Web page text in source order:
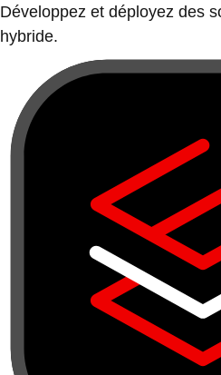
Développez et déployez des
hybride.